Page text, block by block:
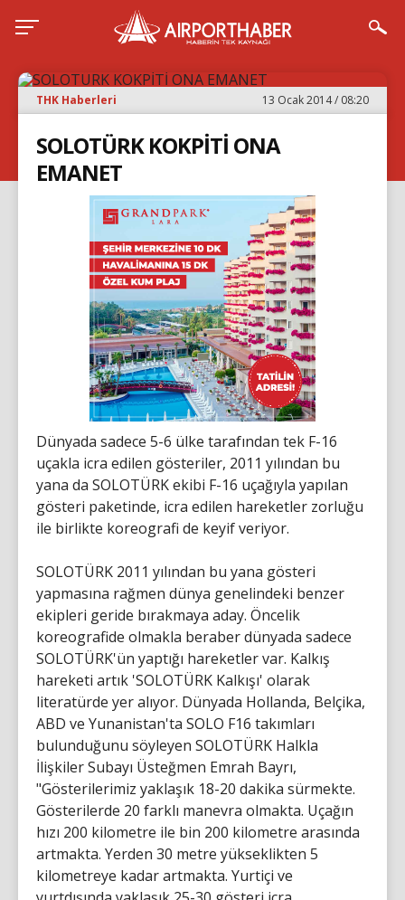
THK Haberleri 13 Ocak 2014 / 08:20
SOLOTÜRK KOKPİTİ ONA
EMANET
Dünyada sadece 5-6 ülke tarafından tek F-16
uçakla icra edilen gösteriler, 2011 yılından bu
yana da SOLOTÜRK ekibi F-16 uçağıyla yapılan
gösteri paketinde, icra edilen hareketler zorluğu
ile birlikte koreografi de keyif veriyor.
SOLOTÜRK 2011 yılından bu yana gösteri
yapmasına rağmen dünya genelindeki benzer
ekipleri geride bırakmaya aday. Öncelik
koreografide olmakla beraber dünyada sadece
SOLOTÜRK'ün yaptığı hareketler var. Kalkış
hareketi artık 'SOLOTÜRK Kalkışı' olarak
literatürde yer alıyor. Dünyada Hollanda, Belçika,
ABD ve Yunanistan'ta SOLO F16 takımları
bulunduğunu söyleyen SOLOTÜRK Halkla
İlişkiler Subayı Üsteğmen Emrah Bayrı,
"Gösterilerimiz yaklaşık 18-20 dakika sürmekte.
Gösterilerde 20 farklı manevra olmakta. Uçağın
hızı 200 kilometre ile bin 200 kilometre arasında
artmakta. Yerden 30 metre yükseklikten 5
kilometreye kadar artmakta. Yurtiçi ve